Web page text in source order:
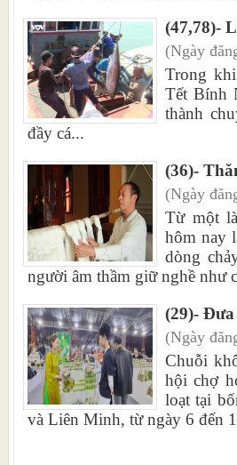
(47,78)-
(Ngày
Trong
Tết Bính
thành
đầy cá...
(36)-
(Ngày
Từ một
hôm nay
dòng
người âm thầm giữ nghề như
(29)-
(Ngày
Chuỗi
hội chợ
loạt tại
và Liên Minh, từ ngày 6 đến